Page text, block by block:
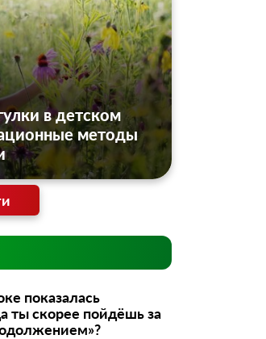
в детском
методы
показалась
ты скорее пойдёшь за